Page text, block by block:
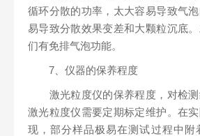
循环分散的功率，太大容易导致气
易导致分散效果变差和大颗粒沉底
们有免排气泡功能。
7、仪器的保养程度
激光粒度仪的保养程度，对检测
激光粒度仪需要定期标定维护。在
现，部分样品极易在测试过程中附